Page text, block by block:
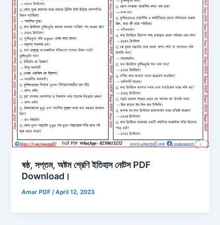
ষষ্ঠ, সপ্তম, অষ্টম শ্রেণি ইতিহাস নোটস PDF
Download।
Amar PDF /April 12, 2023